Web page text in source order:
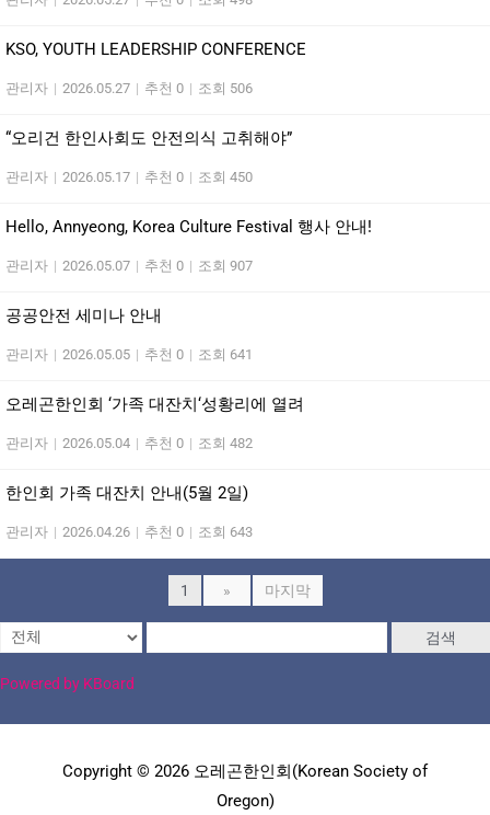
KSO, YOUTH LEADERSHIP CONFERENCE
관리자 | 2026.05.27 | 추천 0 | 조회 506
“오리건 한인사회도 안전의식 고취해야”
관리자 | 2026.05.17 | 추천 0 | 조회 450
Hello, Annyeong, Korea Culture Festival 행사 안내!
관리자 | 2026.05.07 | 추천 0 | 조회 907
공공안전 세미나 안내
관리자 | 2026.05.05 | 추천 0 | 조회 641
오레곤한인회 ‘가족 대잔치‘성황리에 열려
관리자 | 2026.05.04 | 추천 0 | 조회 482
한인회 가족 대잔치 안내(5월 2일)
관리자 | 2026.04.26 | 추천 0 | 조회 643
1 » 마지막
검색
Powered by KBoard
Copyright © 2026 오레곤한인회(Korean Society of
Oregon)